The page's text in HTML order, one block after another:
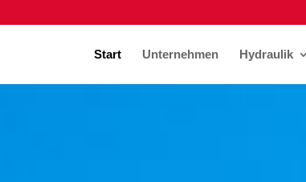
Start Unternehmen Hydraulik